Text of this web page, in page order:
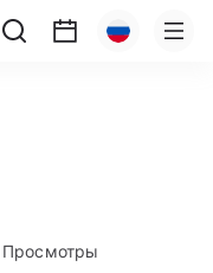
Просмотры